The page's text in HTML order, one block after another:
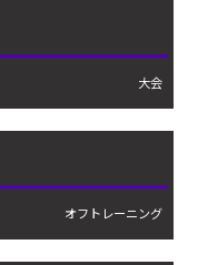
大会
オフトレーニング